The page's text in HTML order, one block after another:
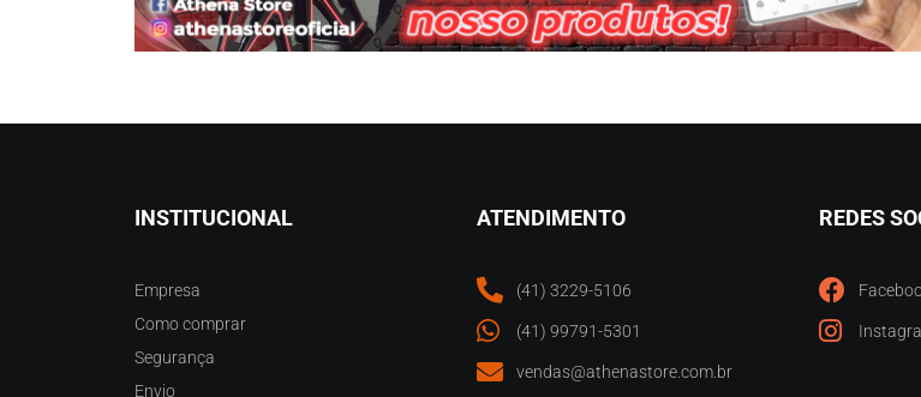
INSTITUCIONAL
Empresa
Como comprar
Segurança
Envio
ATENDIMENTO
(41) 3229-5106
(41) 99791-5301
vendas@athenastore.com.br
REDES